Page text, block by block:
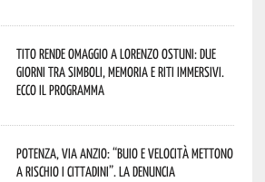
Tito rende omaggio a Lorenzo Ostuni: due
giorni tra simboli, memoria e riti immersivi.
Ecco il programma
Potenza, Via Anzio: “Buio e velocità mettono
a rischio i cittadini”. La denuncia